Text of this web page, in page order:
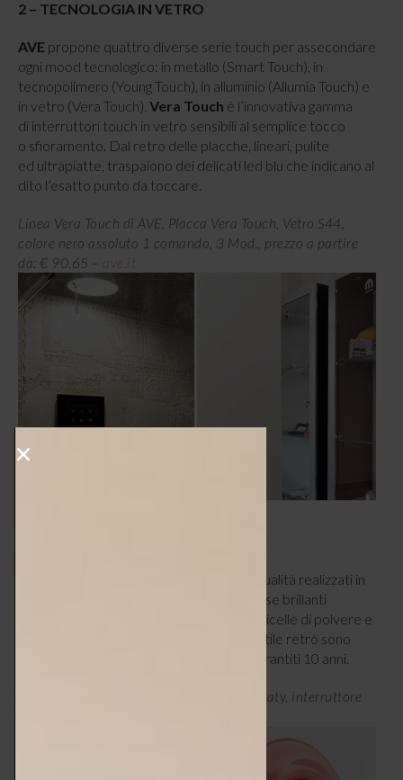
2 – TECNOLOGIA IN VETRO
AVE propone quattro diverse serie touch per assecondare
ogni mood tecnologico: in metallo (Smart Touch), in
tecnopolimero (Young Touch), in alluminio (Allumia Touch) e
in vetro (Vera Touch). Vera Touch è l’innovativa gamma
di interruttori touch in vetro sensibili al semplice tocco
o sfioramento. Dal retro delle placche, lineari, pulite
ed ultrapiatte, traspaiono dei delicati led blu che indicano al
dito l’esatto punto da toccare.
Linea Vera Touch di AVE, Placca Vera Touch, Vetro S44,
colore nero assoluto 1 comando, 3 Mod., prezzo a partire
da: € 90,65 –
ave.it
presenta interruttori di alta qualità realizzati in
porcellana smaltata, disponibili in numerose brillanti
colorazioni. Altamente resistenti alle particelle di polvere e
ai danni meccanici, questi prodotti dallo stile retrò sono
realizzati a mano in Repubblica Ceca e garantiti 10 anni.
Collezione in ceramica smaltata di Katy Paty, interruttore